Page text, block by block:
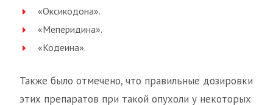
«Оксикодона».
«Меперидина».
«Кодеина».
Также было отмечено, что правильные дозировки
этих препаратов при такой опухоли у некоторых